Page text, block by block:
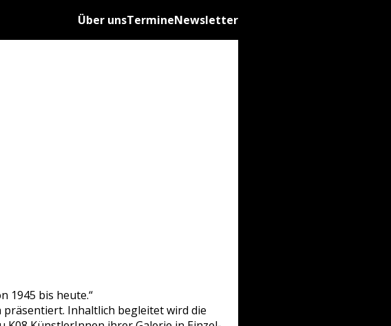
Über unsTermineNewsletter
1945 bis heute.“
Inhaltlich begleitet wird die